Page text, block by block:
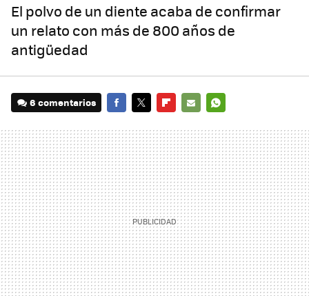
El polvo de un diente acaba de confirmar
un relato con más de 800 años de
antigüedad
6 comentarios
MAIL